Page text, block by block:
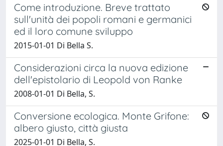
Come introduzione. Breve trattato
sull'unità dei popoli romani e germanici
ed il loro comune sviluppo
2015-01-01 Di Bella S.
Considerazioni circa la nuova edizione
dell'epistolario di Leopold von Ranke
2008-01-01 Di Bella, S.
Conversione ecologica. Monte Grifone:
albero giusto, città giusta
2025-01-01 Di Bella, S.